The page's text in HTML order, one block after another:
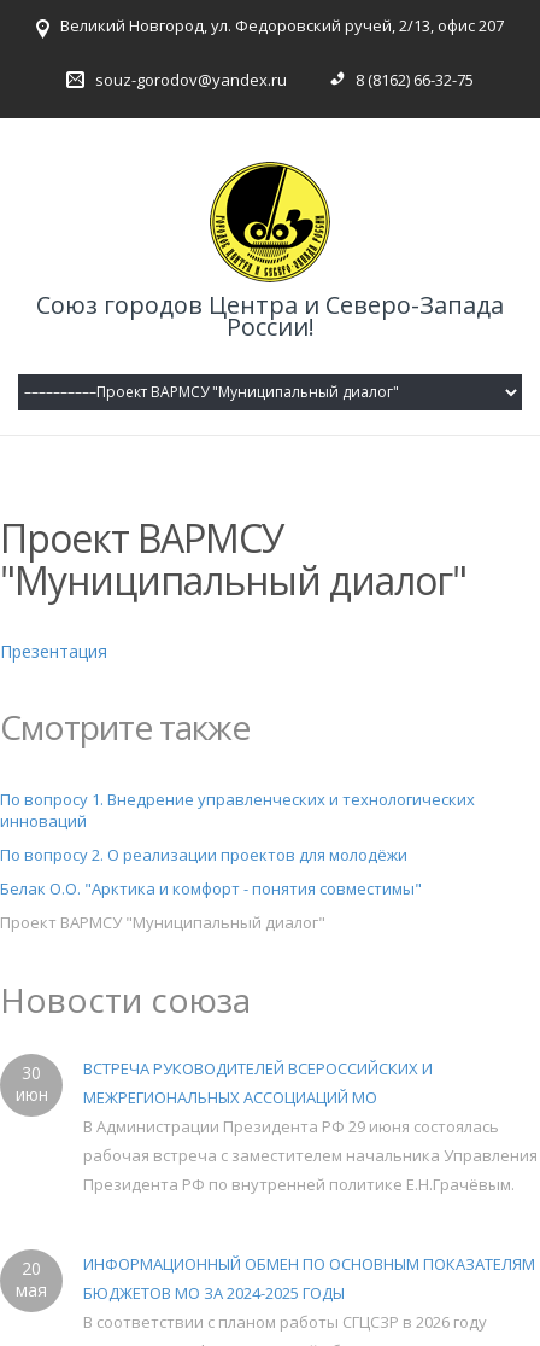
Великий Новгород, ул. Федоровский ручей, 2/13, офис 207
souz-gorodov@yandex.ru 8 (8162) 66-32-75
Союз городов Центра и Северо-Запада
России!
Проект ВАРМСУ
"Муниципальный диалог"
Презентация
Смотрите также
По вопросу 1. Внедрение управленческих и технологических
инноваций
По вопросу 2. О реализации проектов для молодёжи
Белак О.О. "Арктика и комфорт - понятия совместимы"
Проект ВАРМСУ "Муниципальный диалог"
Новости союза
30
июн
ВСТРЕЧА РУКОВОДИТЕЛЕЙ ВСЕРОССИЙСКИХ И
МЕЖРЕГИОНАЛЬНЫХ АССОЦИАЦИЙ МО
В Администрации Президента РФ 29 июня состоялась
рабочая встреча с заместителем начальника Управления
Президента РФ по внутренней политике Е.Н.Грачёвым.
20
мая
ИНФОРМАЦИОННЫЙ ОБМЕН ПО ОСНОВНЫМ ПОКАЗАТЕЛЯМ
БЮДЖЕТОВ МО ЗА 2024-2025 ГОДЫ
В соответствии с планом работы СГЦСЗР в 2026 году